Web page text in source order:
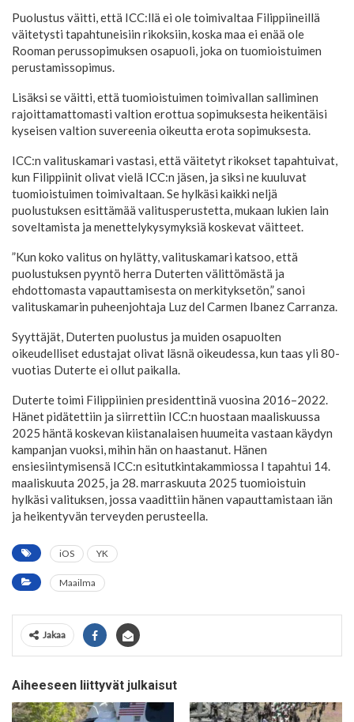
Puolustus väitti, että ICC:llä ei ole toimivaltaa Filippiineillä
väitetysti tapahtuneisiin rikoksiin, koska maa ei enää ole
Rooman perussopimuksen osapuoli, joka on tuomioistuimen
perustamissopimus.
Lisäksi se väitti, että tuomioistuimen toimivallan salliminen
rajoittamattomasti valtion erottua sopimuksesta heikentäisi
kyseisen valtion suvereenia oikeutta erota sopimuksesta.
ICC:n valituskamari vastasi, että väitetyt rikokset tapahtuivat,
kun Filippiinit olivat vielä ICC:n jäsen, ja siksi ne kuuluvat
tuomioistuimen toimivaltaan. Se hylkäsi kaikki neljä
puolustuksen esittämää valitusperustetta, mukaan lukien lain
soveltamista ja menettelykysymyksiä koskevat väitteet.
”Kun koko valitus on hylätty, valituskamari katsoo, että
puolustuksen pyyntö herra Duterten välittömästä ja
ehdottomasta vapauttamisesta on merkityksetön,” sanoi
valituskamarin puheenjohtaja Luz del Carmen Ibanez Carranza.
Syyttäjät, Duterten puolustus ja muiden osapuolten
oikeudelliset edustajat olivat läsnä oikeudessa, kun taas yli 80-
vuotias Duterte ei ollut paikalla.
Duterte toimi Filippiinien presidenttinä vuosina 2016–2022.
Hänet pidätettiin ja siirrettiin ICC:n huostaan maaliskuussa
2025 häntä koskevan kiistanalaisen huumeita vastaan käydyn
kampanjan vuoksi, mihin hän on haastanut. Hänen
ensiesiintymisensä ICC:n esitutkintakammiossa I tapahtui 14.
maaliskuuta 2025, ja 28. marraskuuta 2025 tuomioistuin
hylkäsi valituksen, jossa vaadittiin hänen vapauttamistaan iän
ja heikentyvän terveyden perusteella.
iOS YK
Maailma
Jakaa
Aiheeseen liittyvät julkaisut